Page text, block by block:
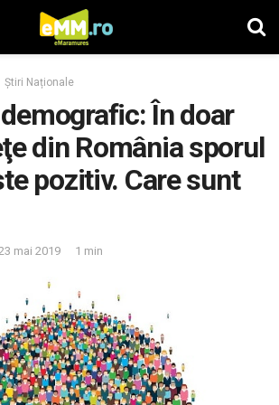
Știri Naționale
În doar
din România sporul
pozitiv. Care sunt
mai 2019 1 min